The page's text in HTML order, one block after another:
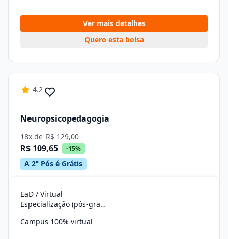
Ver mais detalhes
Quero esta bolsa
4.2
Neuropsicopedagogia
18x de R$ 129,00
R$ 109,65 -15%
A 2° Pós é Grátis
EaD / Virtual
Especialização (pós-graduação)
Campus 100% virtual